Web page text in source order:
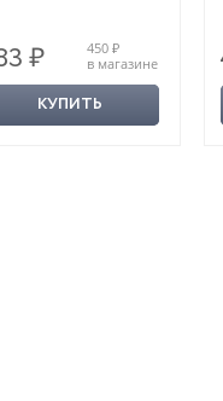
₽
450 ₽
в магазине
КУПИТЬ